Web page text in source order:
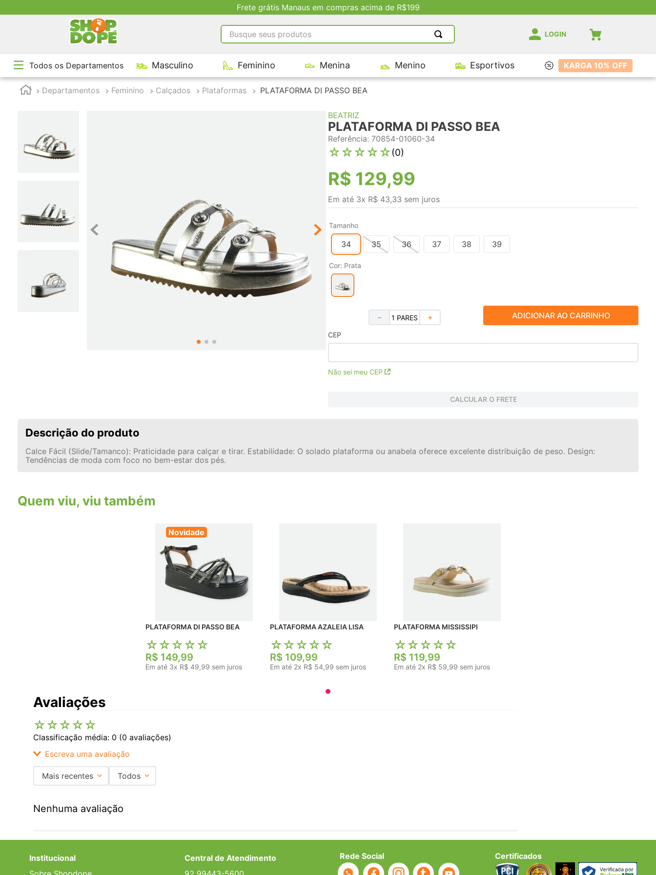
Frete grátis Manaus em compras acima de R$199
Busque seus produtos LOGIN
Todos os Departamentos Masculino Feminino Menina Menino Esportivos KARGA 10% OFF
Departamentos Feminino Calçados Plataformas PLATAFORMA DI PASSO BEA
BEATRIZ
PLATAFORMA DI PASSO BEA
Referência: 70854-01060-34
☆☆☆☆☆(0)
R$ 129,99
Em até 3x R$ 43,33 sem juros
Tamanho
34 35 36 37 38 39
Cor: Prata
＋
－ ADICIONAR AO CARRINHO
CEP
Não sei meu CEP
CALCULAR O FRETE
Descrição do produto
Calce Fácil (Slide/Tamanco): Praticidade para calçar e tirar. Estabilidade: O solado plataforma ou anabela oferece excelente distribuição de peso. Design:
Tendências de moda com foco no bem-estar dos pés.
Quem viu, viu também
Novidade
PLATAFORMA DI PASSO BEA
☆☆☆☆☆
R$ 149,99
Em até 3x R$ 49,99 sem juros
PLATAFORMA AZALEIA LISA
☆☆☆☆☆
R$ 109,99
Em até 2x R$ 54,99 sem juros
PLATAFORMA MISSISSIPI
☆☆☆☆☆
R$ 119,99
Em até 2x R$ 59,99 sem juros
Avaliações
☆☆☆☆☆
Classificação média: 0 (0 avaliações)
Escreva uma avaliação
Título
Avalie o produto de 1 a 5 estrelas
★ ★
Mais recentes Todos
Nenhuma avaliação
Institucional
Central de Atendimento
Rede Social Certificados
TERMOS MAIS BUSCADOS
tênis masculino
tenis feminino